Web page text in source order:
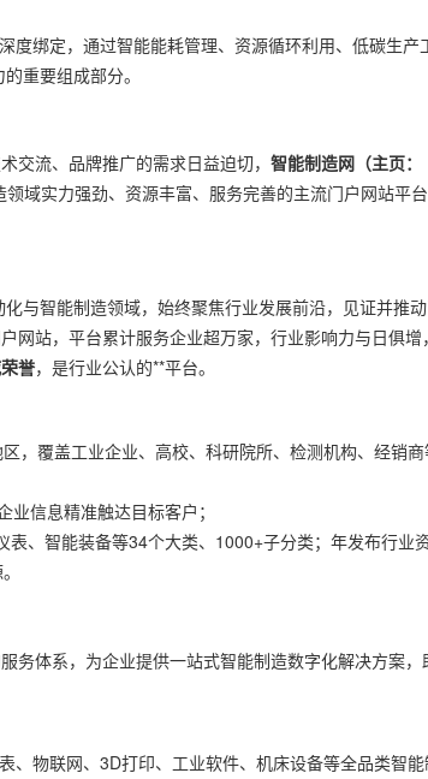
度绑定，通过智能能耗管理、资源循环利用、低碳生产
重要组成部分。
交流、品牌推广的需求日益迫切， 智能制造网（主页：
域实力强劲、资源丰富、服务完善的主流门户网站平台
与智能制造领域，始终聚焦行业发展前沿，见证并推
站，平台累计服务企业超万家，行业影响力与日俱增，
誉，是行业公认的**平台。
，覆盖工业企业、高校、科研院所、检测机构、经销
信息精准触达目标客户；
、智能装备等34个大类、1000+子分类；年发布行业
务体系，为企业提供一站式智能制造数字化解决方案，
、物联网、3D打印、工业软件、机床设备等全品类智能